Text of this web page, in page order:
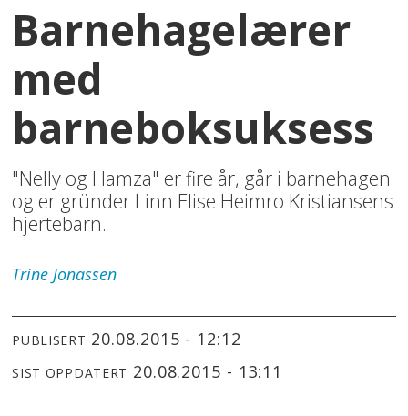
Barnehagelærer
med
barneboksuksess
"Nelly og Hamza" er fire år, går i barnehagen
og er gründer Linn Elise Heimro Kristiansens
hjertebarn.
Trine Jonassen
PUBLISERT 20.08.2015 - 12:12
SIST OPPDATERT 20.08.2015 - 13:11